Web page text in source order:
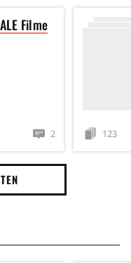
Filme
2 123